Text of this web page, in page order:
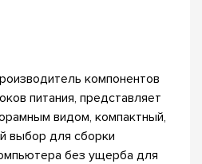
компонентов
питания, представляет
видом, компактный,
выбор для сборки
без ущерба для